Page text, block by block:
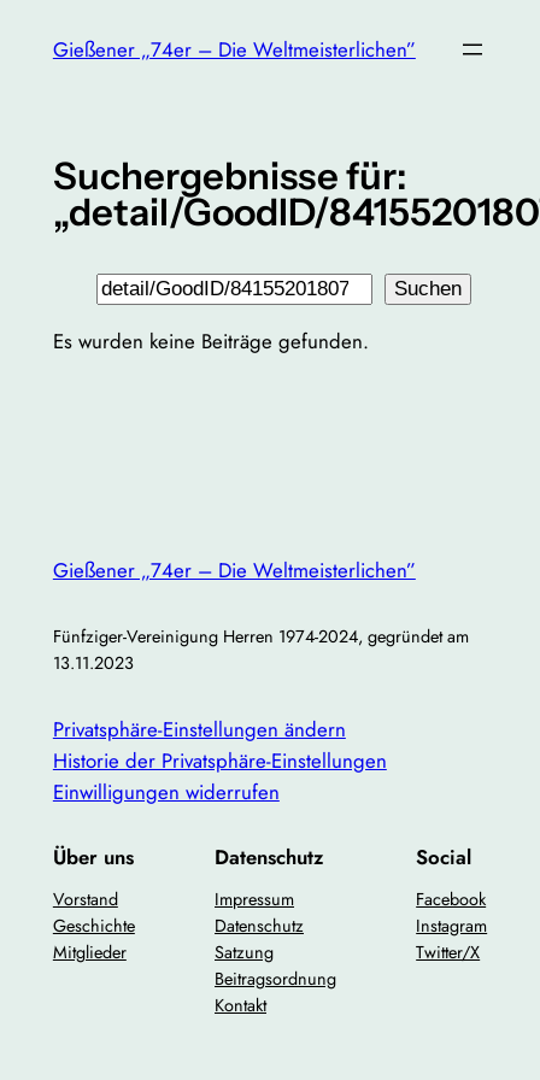
InhaltGießener „74er – Die Weltmeisterlichen”
Suchergebnisse für:
„detail/GoodID/
Suchen Suchen
Es wurden keine Beiträge gefunden.
Gießener „74er – Die Weltmeisterlichen”
Fünfziger-Vereinigung Herren 1974-2024, gegründet am
13.11.2023
Privatsphäre-Einstellungen ändern
Historie der Privatsphäre-Einstellungen
Einwilligungen widerrufen
Über uns
Vorstand
Geschichte
Mitglieder
Datenschutz
Impressum
Datenschutz
Satzung
Beitragsordnung
Kontakt
Social
Facebook
Instagram
Twitter/X